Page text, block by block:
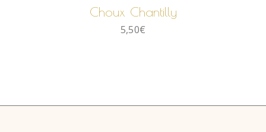
Choux Chantilly
5,50€